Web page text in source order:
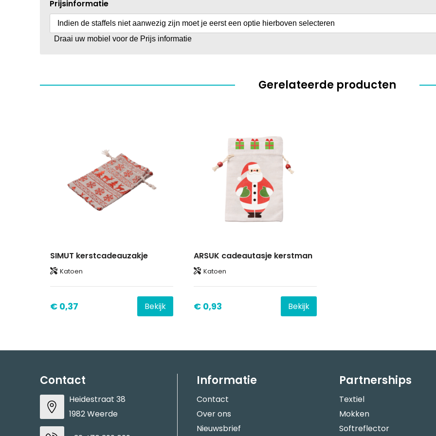
Prijsinformatie
Indien de staffels niet aanwezig zijn moet je eerst een optie hierboven selecteren
Draai uw mobiel voor de Prijs informatie
Gerelateerde producten
SIMUT kerstcadeauzakje
Katoen
€ 0,37 Bekijk
ARSUK cadeautasje kerstman
Katoen
€ 0,93 Bekijk
Contact
Heidestraat 38
1982 Weerde
Informatie
Contact
Over ons
Nieuwsbrief
Partnerships
Textiel
Mokken
Softreflector